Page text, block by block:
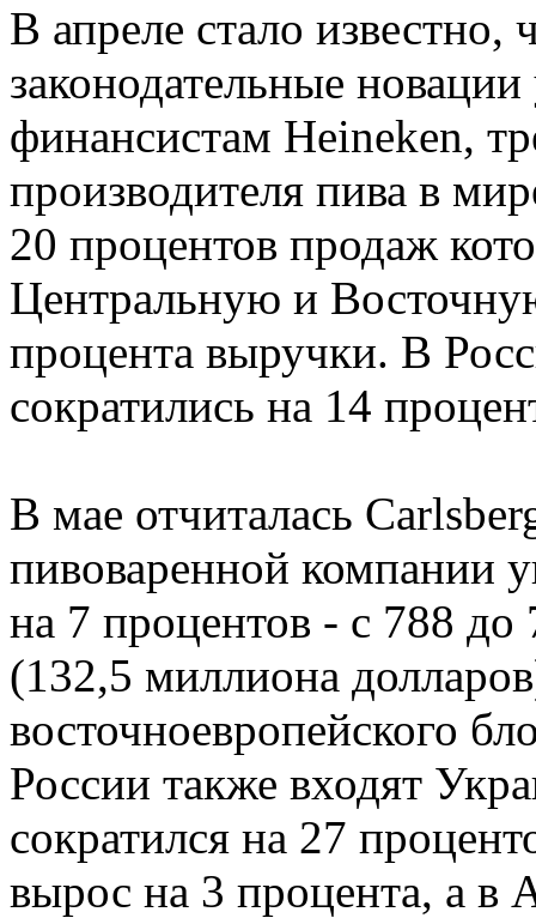
В апреле стало известно,
законодательные
финансистам Heineken,
производителя пива в
20 процентов продаж
Центральную и
процента выручки. В
сократились на 14
В мае отчиталась
пивоваренной компании
на 7 процентов - с 788
(132,5 миллиона
восточноевропейского
России также входят
сократился на 27
вырос на 3 процента, а в